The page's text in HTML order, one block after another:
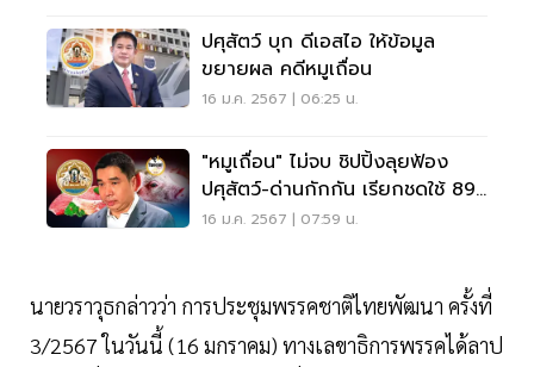
ปศุสัตว์ บุก ดีเอสไอ ให้ข้อมูล
ขยายผล คดีหมูเถื่อน
16 ม.ค. 2567 | 06:25 น.
"หมูเถื่อน" ไม่จบ ชิปปิ้งลุยฟ้อง
ปศุสัตว์-ด่านกักกัน เรียกชดใช้ 89
ล้าน
16 ม.ค. 2567 | 07:59 น.
นายวราวุธกล่าวว่า การประชุมพรรคชาติไทยพัฒนา ครั้งที่
3/2567 ในวันนี้ (16 มกราคม) ทางเลขาธิการพรรคได้ลาป